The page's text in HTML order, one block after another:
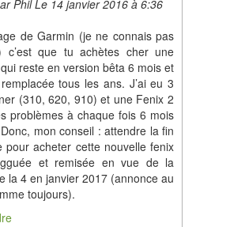
Phil Le 14 janvier 2016 à 6:36
de Garmin (je ne connais pas
c’est que tu achètes cher une
reste en version bêta 6 mois et
tous les ans. J’ai eu 3
(310, 620, 910) et une Fenix 2
problèmes à chaque fois 6 mois
mon conseil : attendre la fin
pour acheter cette nouvelle fenix
et remisée en vue de la
la 4 en janvier 2017 (annonce au
toujours).